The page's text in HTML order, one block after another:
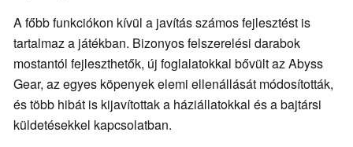
A főbb funkciókon kívül a javítás számos fejlesztést is
tartalmaz a játékban. Bizonyos felszerelési darabok
mostantól fejleszthetők, új foglalatokkal bővült az Abyss
Gear, az egyes köpenyek elemi ellenállását módosították,
és több hibát is kijavítottak a háziállatokkal és a bajtársi
küldetésekkel kapcsolatban.